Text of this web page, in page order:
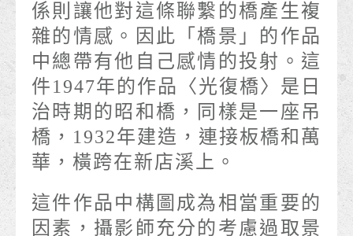
係則讓他對這條聯繫的橋產生複
雜的情感。因此「橋景」的作品
中總帶有他自己感情的投射。這
件1947年的作品〈光復橋〉是日
治時期的昭和橋，同樣是一座吊
橋，1932年建造，連接板橋和萬
華，橫跨在新店溪上。
這件作品中構圖成為相當重要的
因素，攝影師充分的考慮過取景